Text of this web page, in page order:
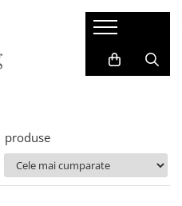
produse